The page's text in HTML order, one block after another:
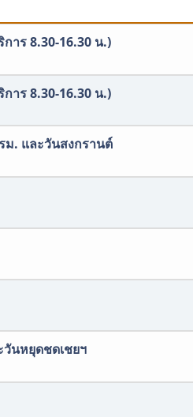
าร 8.30-16.30 น.)
าร 8.30-16.30 น.)
ม. และวันสงกรานต์
นหยุดชดเชยฯ